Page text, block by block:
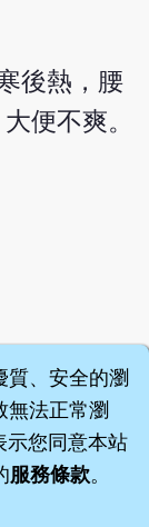
後熱，腰
便不爽。
質、安全的瀏
無法正常瀏
示您同意本站
服務條款。